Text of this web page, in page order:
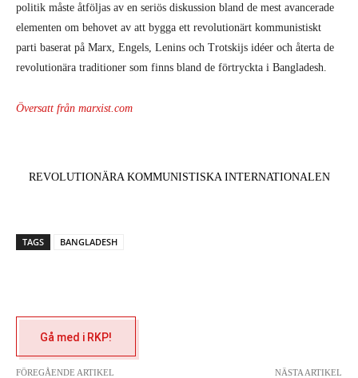
politik måste åtföljas av en seriös diskussion bland de mest avancerade
elementen om behovet av att bygga ett revolutionärt kommunistiskt
parti baserat på Marx, Engels, Lenins och Trotskijs idéer och återta de
revolutionära traditioner som finns bland de förtryckta i Bangladesh.
Översatt från marxist.com
REVOLUTIONÄRA KOMMUNISTISKA INTERNATIONALEN
TAGS BANGLADESH
Gå med i RKP!
FÖREGÅENDE ARTIKEL NÄSTA ARTIKEL